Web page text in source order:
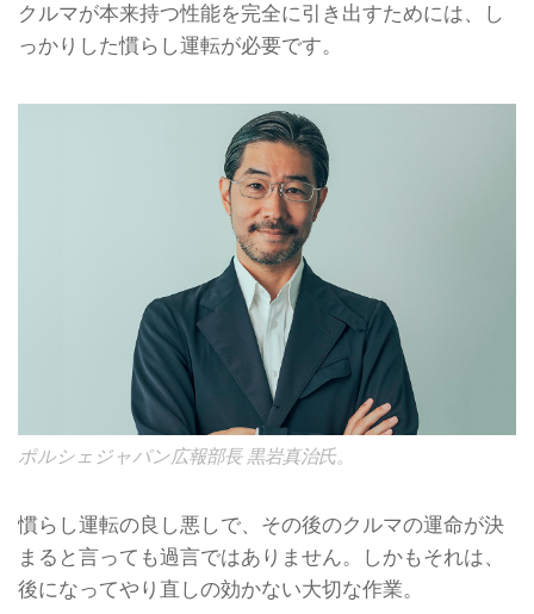
クルマが本来持つ性能を完全に引き出すためには、し
っかりした慣らし運転が必要です。
ポルシェジャパン広報部長 黒岩真治氏。
慣らし運転の良し悪しで、その後のクルマの運命が決
まると言っても過言ではありません。しかもそれは、
後になってやり直しの効かない大切な作業。